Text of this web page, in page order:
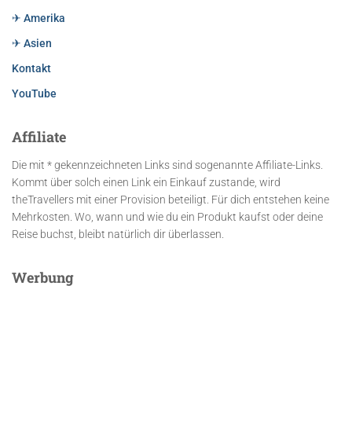
✈ Amerika
✈ Asien
Kontakt
YouTube
Affiliate
Die mit * gekennzeichneten Links sind sogenannte Affiliate-Links.
Kommt über solch einen Link ein Einkauf zustande, wird
theTravellers mit einer Provision beteiligt. Für dich entstehen keine
Mehrkosten. Wo, wann und wie du ein Produkt kaufst oder deine
Reise buchst, bleibt natürlich dir überlassen.
Werbung